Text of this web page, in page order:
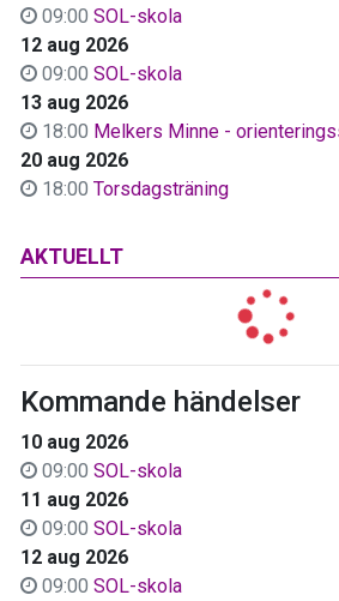
09:00 SOL-skola
12 aug 2026
09:00 SOL-skola
13 aug 2026
18:00 Melkers Minne -
20 aug 2026
18:00 Torsdagsträning
AKTUELLT
Kommande händelser
10 aug 2026
09:00 SOL-skola
11 aug 2026
09:00 SOL-skola
12 aug 2026
09:00 SOL-skola